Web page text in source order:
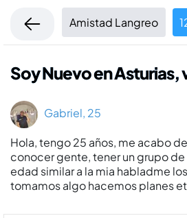
Amistad Langreo
Soy Nuevo en Asturias,
Gabriel, 25
Hola, tengo 25 años, me acabo
conocer gente, tener un grupo de
edad similar a la mia habladme
tomamos algo hacemos planes